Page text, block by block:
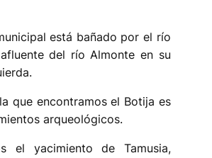
está bañado por el río
del río Almonte en su
que encontramos el Botija es
arqueológicos.
el yacimiento de Tamusia,